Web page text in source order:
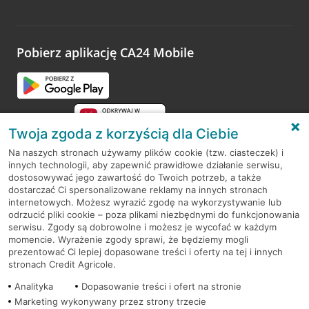
opinie.
Pobierz aplikację CA24 Mobile
RODO
Regulamin serwisu
Mapa serwisu
PolitykaCookies
Twoja zgoda z korzyścią dla Ciebie
Na naszych stronach używamy plików cookie (tzw. ciasteczek) i
innych technologii, aby zapewnić prawidłowe działanie serwisu,
dostosowywać jego zawartość do Twoich potrzeb, a także
dostarczać Ci spersonalizowane reklamy na innych stronach
internetowych. Możesz wyrazić zgodę na wykorzystywanie lub
odrzucić pliki cookie – poza plikami niezbędnymi do funkcjonowania
serwisu. Zgody są dobrowolne i możesz je wycofać w każdym
momencie. Wyrażenie zgody sprawi, że będziemy mogli
prezentować Ci lepiej dopasowane treści i oferty na tej i innych
stronach Credit Agricole.
Analityka
Dopasowanie treści i ofert na stronie
Marketing wykonywany przez strony trzecie